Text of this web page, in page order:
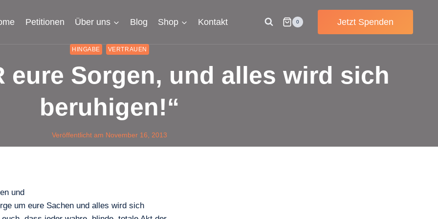
Petitionen Über uns Blog Shop Kontakt 0 Jetzt Spenden
HINGABE VERTRAUEN
eure Sorgen, und alles wird sich
beruhigen!“
Veröffentlicht am November 16, 2013
und
um eure Sachen und alles wird sich